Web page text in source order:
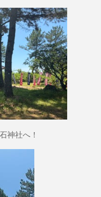
神社へ！